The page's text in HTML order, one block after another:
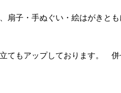
扇子・手ぬぐい・絵はがきとも
てもアップしております。 併